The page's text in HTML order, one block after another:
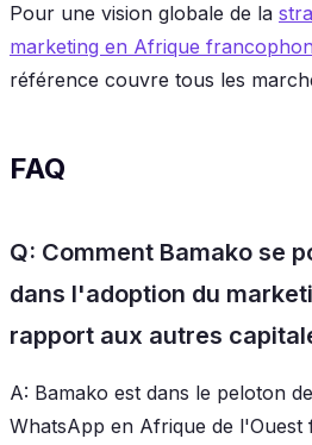
Pour une vision globale de la
marketing en Afrique
référence couvre tous les
FAQ
Q: Comment Bamako se
dans l'adoption du
rapport aux autres
A: Bamako est dans le peloton
WhatsApp en Afrique de